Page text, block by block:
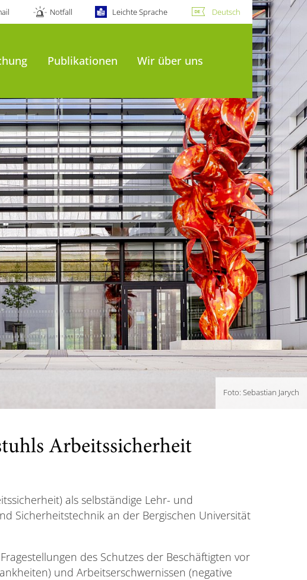
Notfall Leichte Sprache Deutsch
Publikationen Wir über uns
Foto: Sebastian Jarych
Arbeitssicherheit
als selbständige Lehr- und
Sicherheitstechnik an der Bergischen Universität
des Schutzes der Beschäftigten vor
und Arbeitserschwernissen (negative